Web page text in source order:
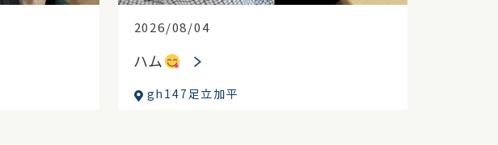
2026/08/04
ハム
gh147足立加平